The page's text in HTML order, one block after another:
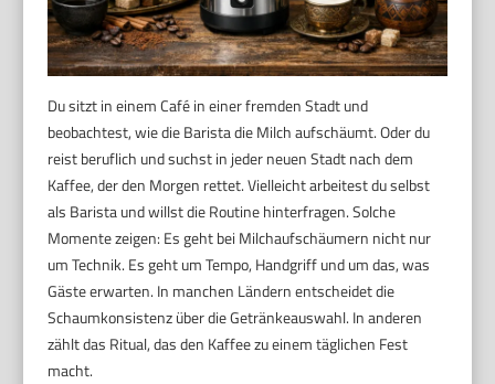
Du sitzt in einem Café in einer fremden Stadt und
beobachtest, wie die Barista die Milch aufschäumt. Oder du
reist beruflich und suchst in jeder neuen Stadt nach dem
Kaffee, der den Morgen rettet. Vielleicht arbeitest du selbst
als Barista und willst die Routine hinterfragen. Solche
Momente zeigen: Es geht bei Milchaufschäumern nicht nur
um Technik. Es geht um Tempo, Handgriff und um das, was
Gäste erwarten. In manchen Ländern entscheidet die
Schaumkonsistenz über die Getränkeauswahl. In anderen
zählt das Ritual, das den Kaffee zu einem täglichen Fest
macht.